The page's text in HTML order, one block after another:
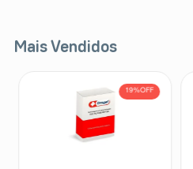
Mais Vendidos
19%OFF